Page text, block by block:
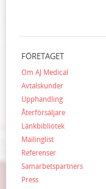
FÖRETAGET
Om AJ Medical
Avtalskunder
Upphandling
Återförsäljare
Länkbibliotek
Mailinglist
Referenser
Samarbetspartners
Press